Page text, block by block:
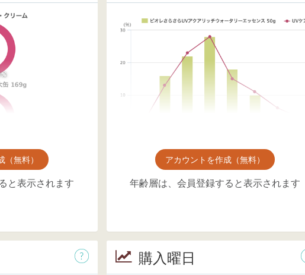
無料）
と表示されます
アカウントを作成（無料）
年齢層は、会員登録すると表示されます
購入曜日